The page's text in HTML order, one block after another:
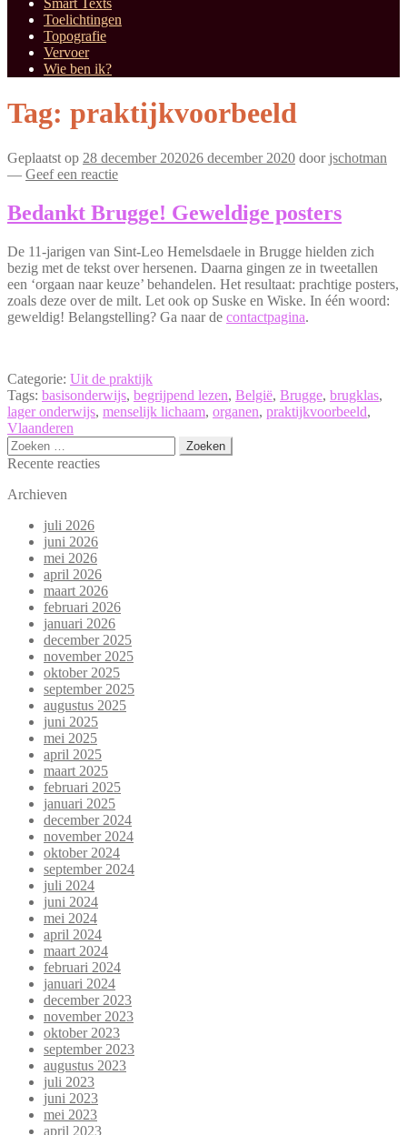
Smart Texts
Toelichtingen
Topografie
Vervoer
Wie ben ik?
Tag: praktijkvoorbeeld
Geplaatst op 28 december 202026 december 2020 door jschotman
— Geef een reactie
Bedankt Brugge! Geweldige posters
De 11-jarigen van Sint-Leo Hemelsdaele in Brugge hielden zich
bezig met de tekst over hersenen. Daarna gingen ze in tweetallen
een ‘orgaan naar keuze’ behandelen. Het resultaat: prachtige posters,
zoals deze over de milt. Let ook op Suske en Wiske. In één woord:
geweldig! Belangstelling? Ga naar de contactpagina.
Categorie: Uit de praktijk
Tags: basisonderwijs, begrijpend lezen, België, Brugge, brugklas,
lager onderwijs, menselijk lichaam, organen, praktijkvoorbeeld,
Vlaanderen
Zoeken
naar:
Recente reacties
Archieven
juli 2026
juni 2026
mei 2026
april 2026
maart 2026
februari 2026
januari 2026
december 2025
november 2025
oktober 2025
september 2025
augustus 2025
juni 2025
mei 2025
april 2025
maart 2025
februari 2025
januari 2025
december 2024
november 2024
oktober 2024
september 2024
juli 2024
juni 2024
mei 2024
april 2024
maart 2024
februari 2024
januari 2024
december 2023
november 2023
oktober 2023
september 2023
augustus 2023
juli 2023
juni 2023
mei 2023
april 2023